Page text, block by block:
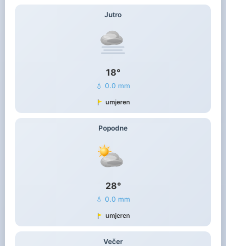
Jutro
18°
💧 0.0 mm
umjeren
Popodne
28°
💧 0.0 mm
umjeren
Večer